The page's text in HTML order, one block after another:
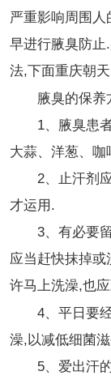
严重影响周围
早进行腋臭防止
法,下面重庆朝
腋臭的保养
1、腋臭患者
大蒜、洋葱、
2、止汗剂应
才运用.
3、有必要留
应当赶快抹掉
许马上洗澡,也
4、平日要经
澡,以减低细菌
5、爱出汗的